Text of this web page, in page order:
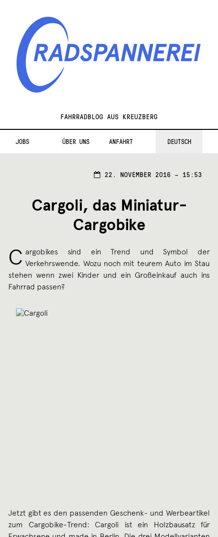
RadspannereiFAHRRADBLOG AUS KREUZBERG
JOBS ÜBER UNS ANFAHRT DEUTSCH
22. NOVEMBER 2016 – 15:53
Cargoli, das Miniatur-
Cargobike
C argobikes sind ein Trend und Symbol der
Verkehrswende. Wozu noch mit teurem Auto im Stau
stehen wenn zwei Kinder und ein Großeinkauf auch ins
Fahrrad passen?
Jetzt gibt es den passenden Geschenk- und Werbeartikel
zum Cargobike-Trend: Cargoli ist ein Holzbausatz für